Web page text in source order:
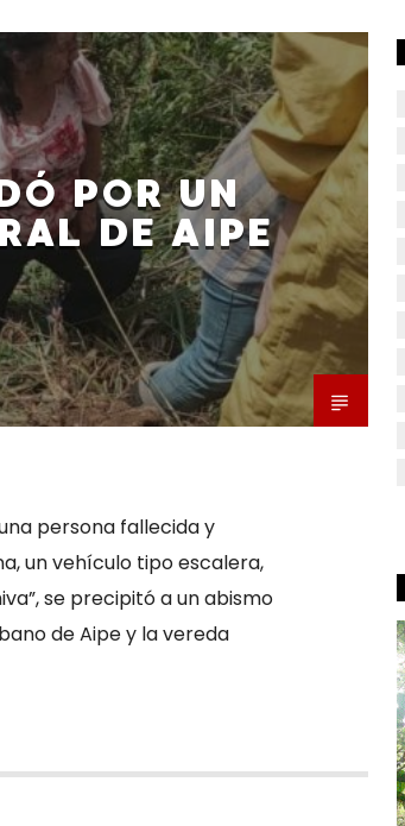
POR UN
DE AIPE
persona fallecida y
un vehículo tipo escalera,
se precipitó a un abismo
de Aipe y la vereda